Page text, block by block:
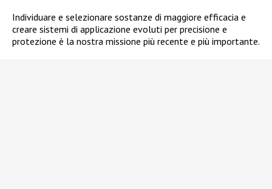
Individuare e selezionare sostanze di maggiore efficacia e
creare sistemi di applicazione evoluti per precisione e
protezione è la nostra missione più recente e più importante.